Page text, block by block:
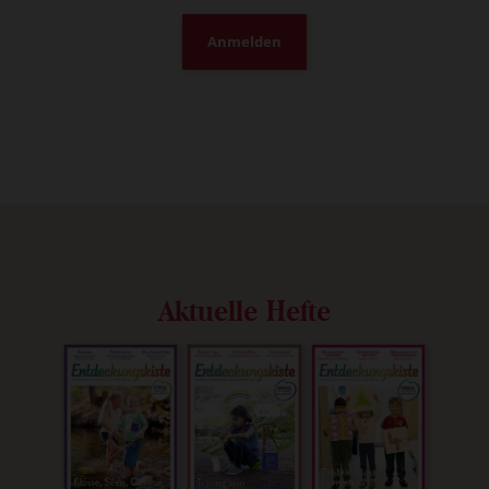
Anmelden
Aktuelle Hefte